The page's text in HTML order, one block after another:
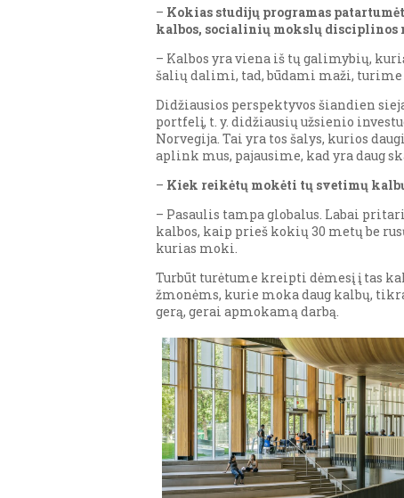
– Kokias studijų programas
kalbos, socialinių mokslų disciplinos
– Kalbos yra viena iš tų galimybių,
šalių dalimi, tad, būdami maži,
Didžiausios perspektyvos šiandien
portfelį, t. y. didžiausių užsienio
Norvegija. Tai yra tos šalys, kurios
aplink mus, pajausime, kad yra daug
– Kiek reikėtų mokėti tų svetimų
– Pasaulis tampa globalus. Labai
kalbos, kaip prieš kokių 30 metų be
kurias moki.
Turbūt turėtume kreipti dėmesį į tas
žmonėms, kurie moka daug kalbų,
gerą, gerai apmokamą darbą.